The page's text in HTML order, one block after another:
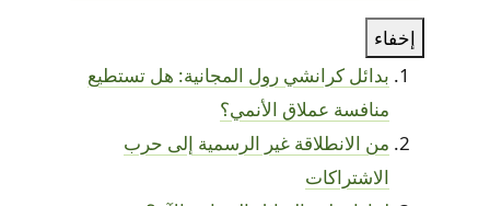
إخفاء
بدائل كرانشي رول المجانية: هل تستطيع
منافسة عملاق الأنمي؟
من الانطلاقة غير الرسمية إلى حرب
الاشتراكات